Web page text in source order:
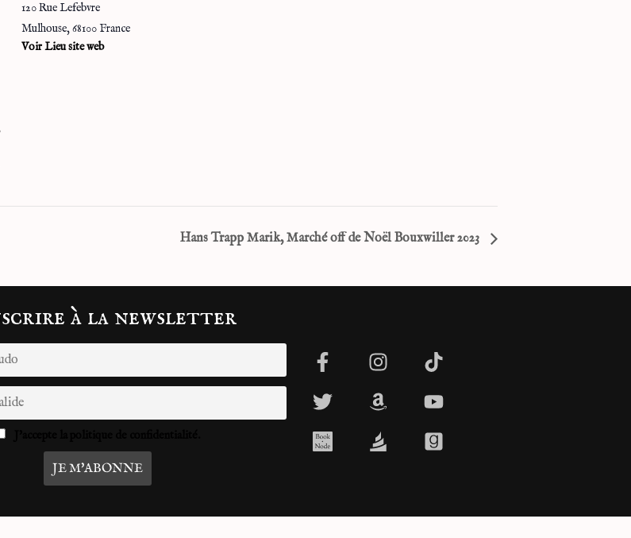
120 Rue Lefebvre
Mulhouse,68100France
Voir Lieu site web
Hans Trapp Marik, Marché off de Noël Bouxwiller 2023
à la newsletter